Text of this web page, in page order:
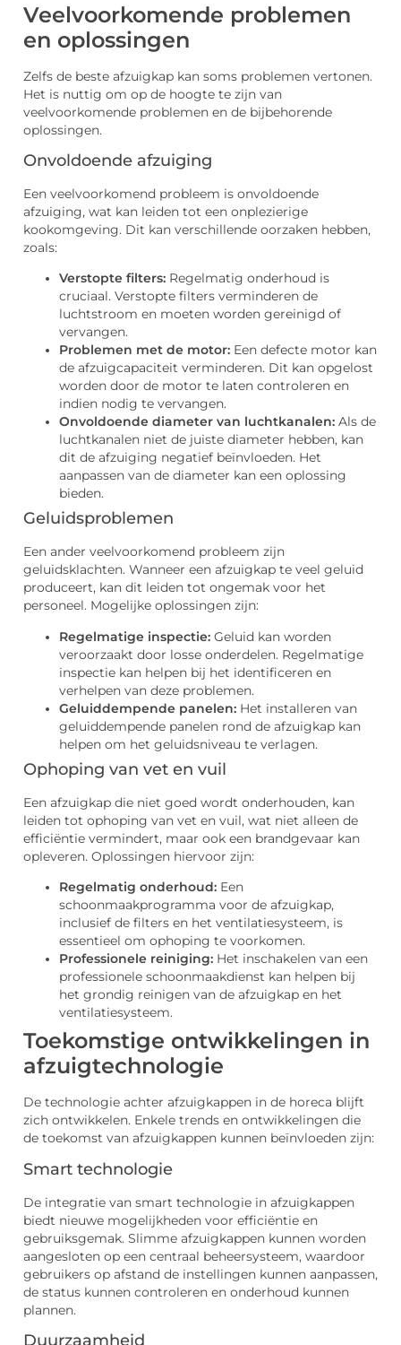
Veelvoorkomende problemen
en oplossingen
Zelfs de beste afzuigkap kan soms problemen vertonen.
Het is nuttig om op de hoogte te zijn van
veelvoorkomende problemen en de bijbehorende
oplossingen.
Onvoldoende afzuiging
Een veelvoorkomend probleem is onvoldoende
afzuiging, wat kan leiden tot een onplezierige
kookomgeving. Dit kan verschillende oorzaken hebben,
zoals:
Verstopte filters: Regelmatig onderhoud is
cruciaal. Verstopte filters verminderen de
luchtstroom en moeten worden gereinigd of
vervangen.
Problemen met de motor: Een defecte motor kan
de afzuigcapaciteit verminderen. Dit kan opgelost
worden door de motor te laten controleren en
indien nodig te vervangen.
Onvoldoende diameter van luchtkanalen: Als de
luchtkanalen niet de juiste diameter hebben, kan
dit de afzuiging negatief beïnvloeden. Het
aanpassen van de diameter kan een oplossing
bieden.
Geluidsproblemen
Een ander veelvoorkomend probleem zijn
geluidsklachten. Wanneer een afzuigkap te veel geluid
produceert, kan dit leiden tot ongemak voor het
personeel. Mogelijke oplossingen zijn:
Regelmatige inspectie: Geluid kan worden
veroorzaakt door losse onderdelen. Regelmatige
inspectie kan helpen bij het identificeren en
verhelpen van deze problemen.
Geluiddempende panelen: Het installeren van
geluiddempende panelen rond de afzuigkap kan
helpen om het geluidsniveau te verlagen.
Ophoping van vet en vuil
Een afzuigkap die niet goed wordt onderhouden, kan
leiden tot ophoping van vet en vuil, wat niet alleen de
efficiëntie vermindert, maar ook een brandgevaar kan
opleveren. Oplossingen hiervoor zijn:
Regelmatig onderhoud: Een
schoonmaakprogramma voor de afzuigkap,
inclusief de filters en het ventilatiesysteem, is
essentieel om ophoping te voorkomen.
Professionele reiniging: Het inschakelen van een
professionele schoonmaakdienst kan helpen bij
het grondig reinigen van de afzuigkap en het
ventilatiesysteem.
Toekomstige ontwikkelingen in
afzuigtechnologie
De technologie achter afzuigkappen in de horeca blijft
zich ontwikkelen. Enkele trends en ontwikkelingen die
de toekomst van afzuigkappen kunnen beïnvloeden zijn:
Smart technologie
De integratie van smart technologie in afzuigkappen
biedt nieuwe mogelijkheden voor efficiëntie en
gebruiksgemak. Slimme afzuigkappen kunnen worden
aangesloten op een centraal beheersysteem, waardoor
gebruikers op afstand de instellingen kunnen aanpassen,
de status kunnen controleren en onderhoud kunnen
plannen.
Duurzaamheid